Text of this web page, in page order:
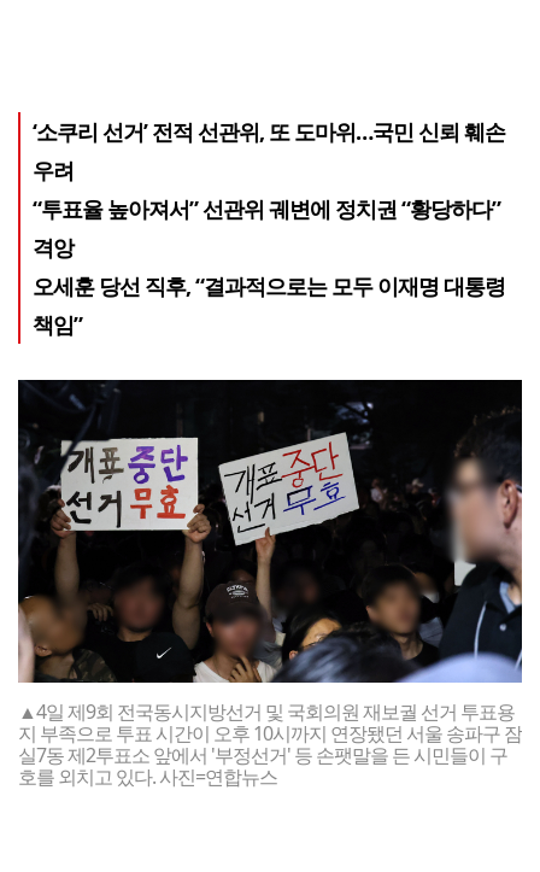
‘소쿠리 선거’ 전적 선관위, 또 도마위…국민 신뢰 훼손
우려
“투표율 높아져서” 선관위 궤변에 정치권 “황당하다”
격앙
오세훈 당선 직후, “결과적으로는 모두 이재명 대통령
책임”
▲4일 제9회 전국동시지방선거 및 국회의원 재보궐 선거 투표용
지 부족으로 투표 시간이 오후 10시까지 연장됐던 서울 송파구 잠
실7동 제2투표소 앞에서 '부정선거' 등 손팻말을 든 시민들이 구
호를 외치고 있다. 사진=연합뉴스